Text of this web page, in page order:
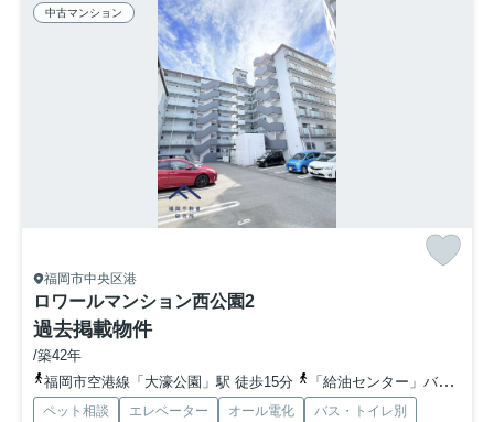
中古マンション
福岡市中央区港
ロワールマンション西公園2
過去掲載物件
/築42年
福岡市空港線「大濠公園」駅 徒歩15分
「給油センター」バス停下車 徒歩3分
ペット相談 エレベーター オール電化
バス・トイレ別